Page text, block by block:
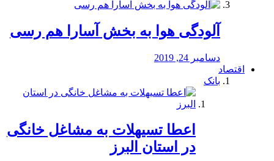
آلودگی هوا به بخش آسارا هم رسی
دسامبر 24, 2019
اقتصاد
بانک
️اعطا تسیهلات به مشاغل خانگی
در استان البرز